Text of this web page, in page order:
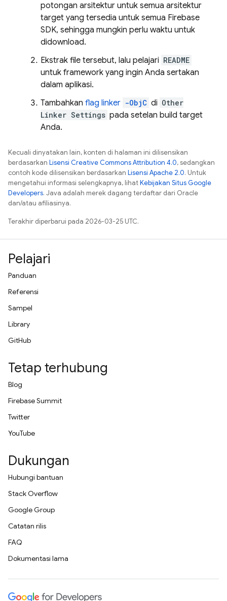
potongan arsitektur untuk semua arsitektur
target yang tersedia untuk semua Firebase
SDK, sehingga mungkin perlu waktu untuk
didownload.
Ekstrak file tersebut, lalu pelajari README
untuk framework yang ingin Anda sertakan
dalam aplikasi.
Tambahkan flag linker -ObjC di Other
Linker Settings pada setelan build target
Anda.
Kecuali dinyatakan lain, konten di halaman ini dilisensikan
berdasarkan Lisensi Creative Commons Attribution 4.0, sedangkan
contoh kode dilisensikan berdasarkan Lisensi Apache 2.0. Untuk
mengetahui informasi selengkapnya, lihatKebijakan Situs Google
Developers. Java adalah merek dagang terdaftar dari Oracle
dan/atau afiliasinya.
Terakhir diperbarui pada 2026-03-25 UTC.
Pelajari
Panduan
Referensi
Sampel
Library
GitHub
Tetap terhubung
Blog
Firebase Summit
Twitter
YouTube
Dukungan
Hubungi bantuan
Stack Overflow
Google Group
Catatan rilis
FAQ
Dokumentasi lama